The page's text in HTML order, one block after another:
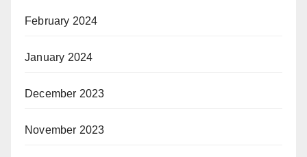
February 2024
January 2024
December 2023
November 2023